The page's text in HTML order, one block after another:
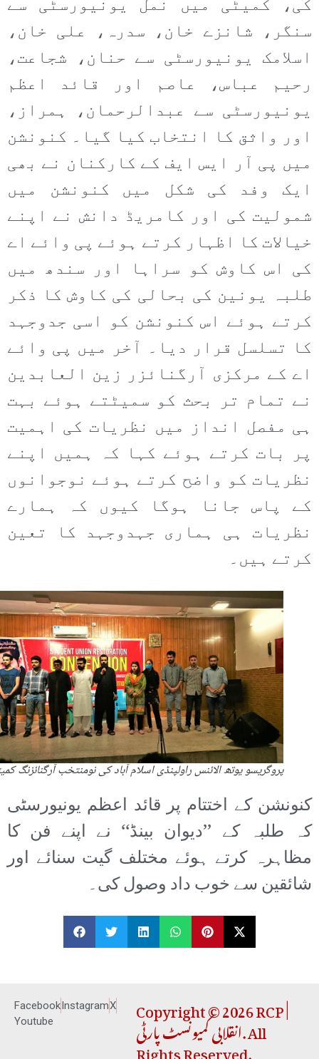
کی، کمیٹی میں نمل یونیورسٹی سے
سنگر، شانزے خان، سدرہ، علی خان،
اسلامک یونیورسٹی سے حنان، شجاعت،
رحیم عباس، عاصم اور قائد اعظم
یونیورسٹی سے عبدالرحمان، ہمراز،
اور واثق کا انتخاب کیا گیا۔ کنونشن
میں پی آر ایس ایف کے کارکنان نے بھی
ایک وفد کی شکل میں کنونشن میں
شمولیت کی اور کامریڈ دانش نے اپنے
خیالات کا اظہار کرتے ہوئے پی وائے اے
کی اس کاوش کو سراہا اور سندھ میں
طلبہ یونین کی بحالی کی کاوش کا ذکر
کرتے ہوئے اس کنونشن کو اسی جدوجہد
کا تسلسل قرار دیا۔ آخر میں پی وائے
اے کے مرکزی آرگنائزر زین العابدین
نے تمام تر بحث کو سمیٹتے ہوئے بہت
ہی مفصل انداز میں نظریات کی اہمیت
پر بات کرتے ہوئے کہا کہ ہمیں اپنے
نظریات کو واضح کرتے ہوئے نوجوانوں
کے پاس جانا ہوگا کیوں کہ ہمارے
نظریات ہی ہماری جہدوجہد کا تعین
کرتے ہیں۔
پروگریسو یوتھ الائنس راولپنڈی اسلام آباد کی نومنتخب آرگنائزنگ
کنونشن کے اختتام پر قائد اعظم یونیورسٹی
کہ طلبہ کے ’’دیوان بینڈ‘‘ نے اپنے فن کا
مظاہرہ کرتے ہوئے مختلف گیت سنائے اور
شائقین سے خوب داد وصول کی۔
FacebookInstagramX
Youtube
Copyright © 2026 RCP |
انقلابی کمیونسٹ پارٹی. All
Rights Reserved.